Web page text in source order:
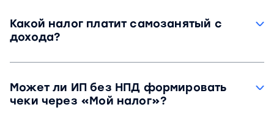
Чеки они формируют через сервис «Мой
налог».
Какой налог платит самозанятый с
дохода?
составляет 4%, с доходов от юридических лиц
и ИП — 6%. Налог рассчитывается
автоматически на основании
Может ли ИП без НПД формировать
чеки через «Мой налог»?